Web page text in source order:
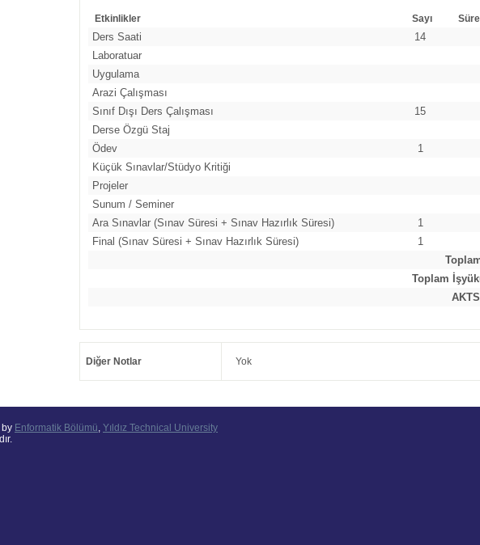
Etkinlikler Sayı
Ders Saati 14
Laboratuar
Uygulama
Arazi Çalışması
Sınıf Dışı Ders Çalışması
15
Derse Özgü Staj
Ödev
1
Küçük Sınavlar/Stüdyo Kritiği
Projeler
Sunum / Seminer
Ara Sınavlar (Sınav Süresi + Sınav Hazırlık Süresi)
1
Final (Sınav Süresi + Sınav Hazırlık Süresi)
1
Toplam
Diğer Notlar Yok
Enformatik Bölümü, Yıldız Technical University